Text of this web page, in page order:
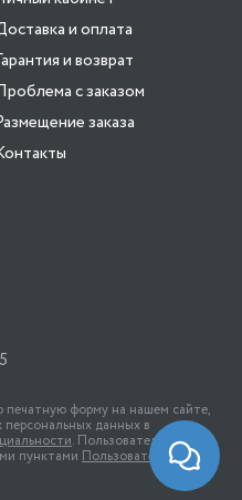
и оплата
и возврат
с заказом
заказа
форму на нашем сайте,
персональных данных в
. Пользователь
пунктами Пользовательского